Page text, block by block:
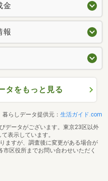
金
報
タをもっと見る
暮らしデータ提供元： 生活ガイド.com
データがございます。東京23区以外
表示しています。
ますが、調査後に変更がある場合が
区役所までお問い合わせいただく